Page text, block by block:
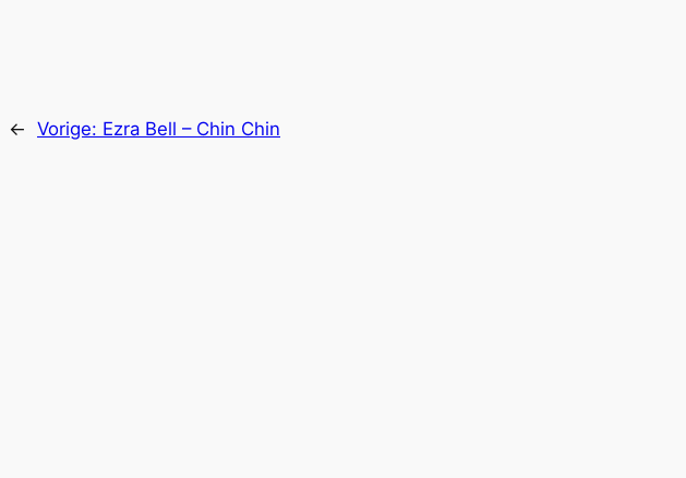
← Vorige: Ezra Bell – Chin Chin